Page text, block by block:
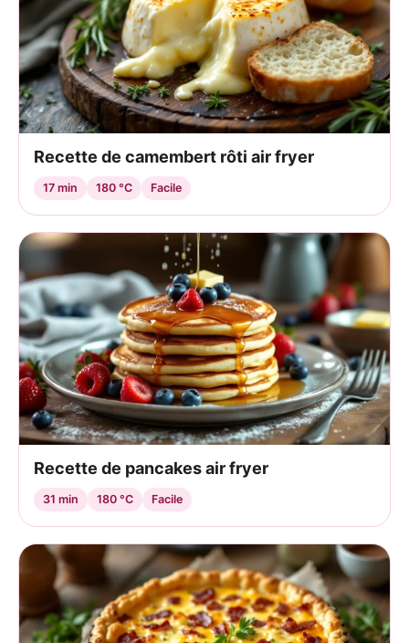
Recette de camembert rôti air fryer
17 min 180 °C Facile
Recette de pancakes air fryer
31 min 180 °C Facile